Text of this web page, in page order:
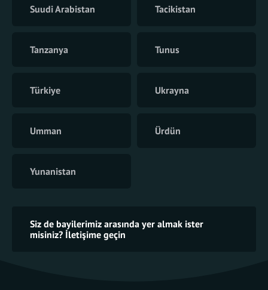
Suudi Arabistan Tacikistan
Tanzanya Tunus
Türkiye Ukrayna
Umman Ürdün
Yunanistan
Siz de bayilerimiz arasında yer almak ister
misiniz? İletişime geçin